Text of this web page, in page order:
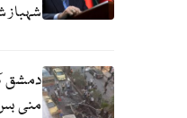
دمشق